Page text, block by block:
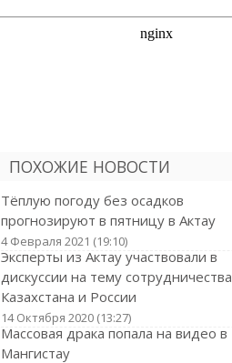
ПОХОЖИЕ НОВОСТИ
Тёплую погоду без осадков
прогнозируют в пятницу в Актау
4 Февраля 2021 (19:10)
Эксперты из Актау участвовали в
дискуссии на тему сотрудничества
Казахстана и России
14 Октября 2020 (13:27)
Массовая драка попала на видео в
Мангистау